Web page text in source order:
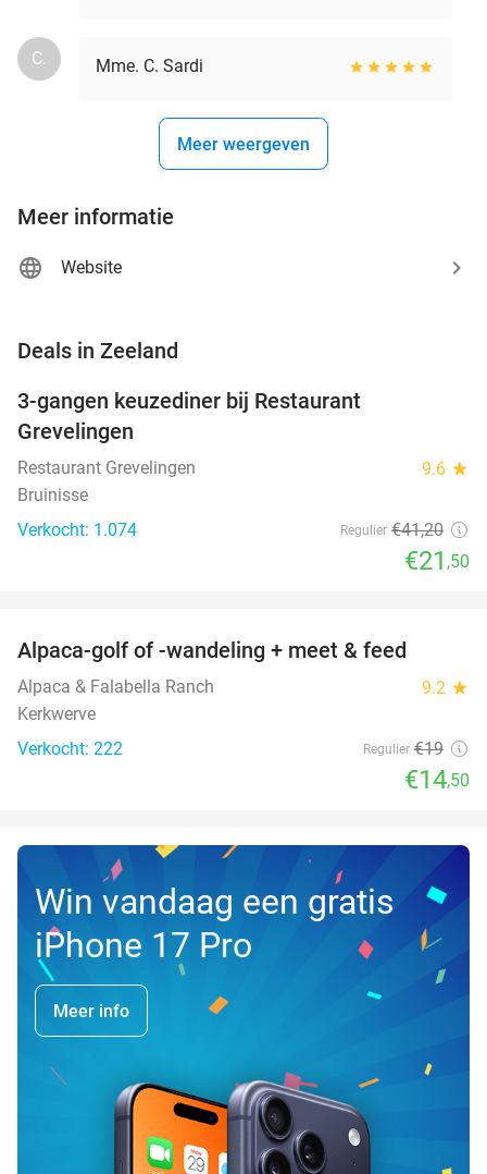
C. Mme. C. Sardi
Meer weergeven
Meer informatie
Website
Deals in Zeeland
3-gangen keuzediner bij Restaurant
Grevelingen
Restaurant Grevelingen 9.6 star
Bruinisse
Verkocht: 1.074
Regulier €41,20
€21 ,50
Alpaca-golf of -wandeling + meet & feed
Alpaca & Falabella Ranch 9.2 star
Kerkwerve
Verkocht: 222
Regulier €19
€14,50
Win vandaag een gratis
iPhone 17 Pro
Meer info